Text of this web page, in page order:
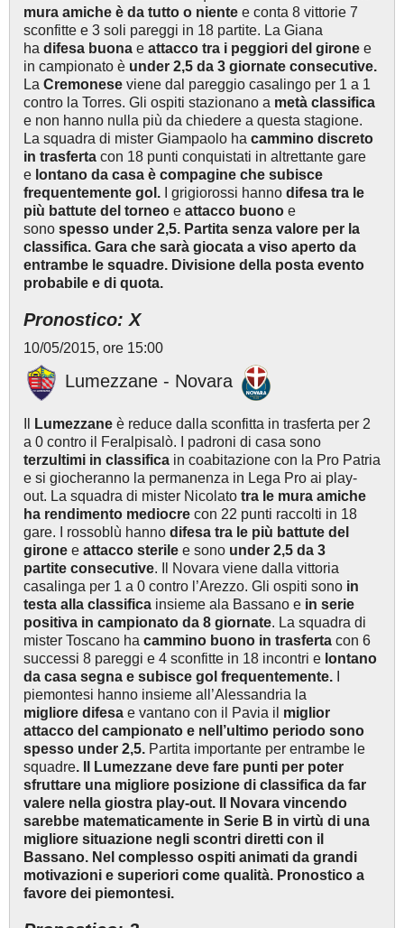
mura amiche è da tutto o niente e conta 8 vittorie 7
sconfitte e 3 soli pareggi in 18 partite. La Giana
ha difesa buona e attacco tra i peggiori del girone e
in campionato è under 2,5 da 3 giornate consecutive.
La Cremonese viene dal pareggio casalingo per 1 a 1
contro la Torres. Gli ospiti stazionano a metà classifica
e non hanno nulla più da chiedere a questa stagione.
La squadra di mister Giampaolo ha cammino discreto
in trasferta con 18 punti conquistati in altrettante gare
e lontano da casa è compagine che subisce
frequentemente gol.
I grigiorossi hanno difesa tra le
più battute del torneo e attacco buono e
sono spesso under 2,5. Partita senza valore per la
classifica. Gara che sarà giocata a viso aperto da
entrambe le squadre. Divisione della posta evento
probabile e di quota.
Pronostico: X
10/05/2015, ore 15:00
Lumezzane - Novara
Lumezzane è reduce dalla sconfitta in trasferta per 2
a 0 contro il Feralpisalò. I padroni di casa sono
terzultimi in classifica in coabitazione con la Pro Patria
e si giocheranno la permanenza in Lega Pro ai play-
out. La squadra di mister Nicolato tra le mura amiche
ha rendimento mediocre con 22 punti raccolti in 18
gare. I rossoblù hanno difesa tra le più battute del
girone e attacco sterile e sono under 2,5 da 3
partite consecutive. Il Novara viene dalla vittoria
casalinga per 1 a 0 contro l’Arezzo. Gli ospiti sono in
testa alla classifica insieme ala Bassano e in serie
positiva in campionato da 8 giornate. La squadra di
mister Toscano ha cammino buono in trasferta con 6
successi 8 pareggi e 4 sconfitte in 18 incontri e lontano
da casa segna e subisce gol frequentemente.
piemontesi hanno insieme all’Alessandria la
migliore difesa e vantano con il Pavia il miglior
attacco del campionato e nell’ultimo periodo sono
spesso under 2,5. Partita importante per entrambe le
squadre. Il Lumezzane deve fare punti per poter
sfruttare una migliore posizione di classifica da far
valere nella giostra play-out. Il Novara vincendo
sarebbe matematicamente in Serie B in virtù di una
migliore situazione negli scontri diretti con il
Bassano. Nel complesso ospiti animati da grandi
motivazioni e superiori come qualità. Pronostico a
favore dei piemontesi.